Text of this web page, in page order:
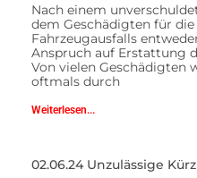
Nach einem
dem Geschädigten für die
Fahrzeugausfalls
Anspruch auf Erstattung
Von vielen Geschädigten
oftmals durch
Weiterlesen...
02.06.24 Unzulässige